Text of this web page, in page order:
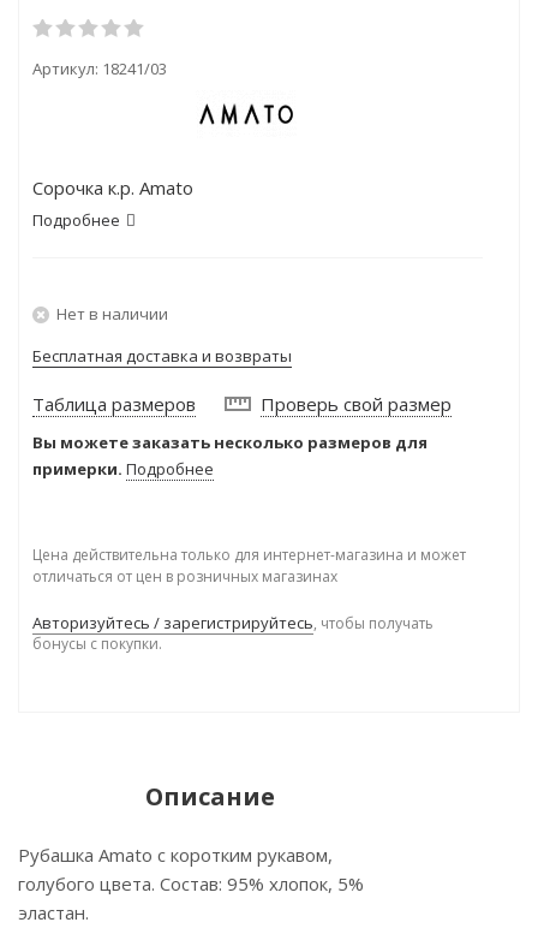
Артикул: 18241/03
Сорочка к.р. Amato
Подробнее
Нет в наличии
Бесплатная доставка и возвраты
Таблица размеров Проверь свой размер
Вы можете заказать несколько размеров для
примерки. Подробнее
Цена действительна только для интернет-магазина и может
отличаться от цен в розничных магазинах
Авторизуйтесь / зарегистрируйтесь, чтобы получать
бонусы с покупки.
Описание
Рубашка Amato с коротким рукавом,
голубого цвета. Состав: 95% хлопок, 5%
эластан.